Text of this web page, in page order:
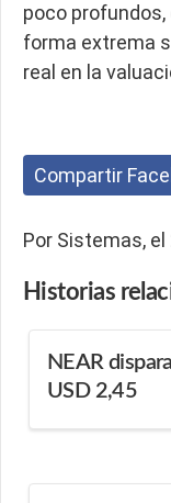
poco
forma extrema
real en la
Compartir
Por Sistemas,
Historias
NEAR
USD 2,45